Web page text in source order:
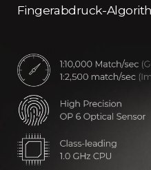
Fingerabdruck-